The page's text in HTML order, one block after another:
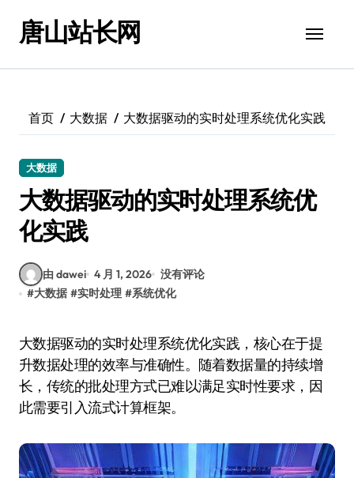
唐山站长网
首页 大数据 大数据驱动的实时处理系统优化实践
大数据
大数据驱动的实时处理系统优
化实践
由 dawei 4 月 1, 2026 没有评论
#大数据 #实时处理 #系统优化
大数据驱动的实时处理系统优化实践，核心在于提
升数据处理的效率与准确性。随着数据量的持续增
长，传统的批处理方式已难以满足实时性要求，因
此需要引入流式计算框架。